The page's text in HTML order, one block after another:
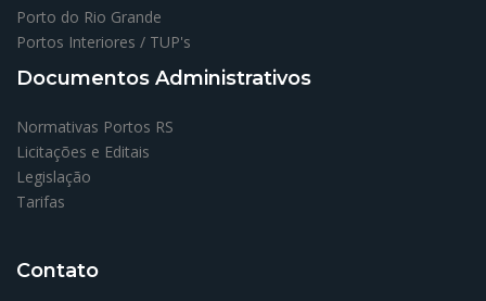
Porto do Rio Grande
Portos Interiores / TUP's
Documentos Administrativos
Normativas Portos RS
Licitações e Editais
Legislação
Tarifas
Contato